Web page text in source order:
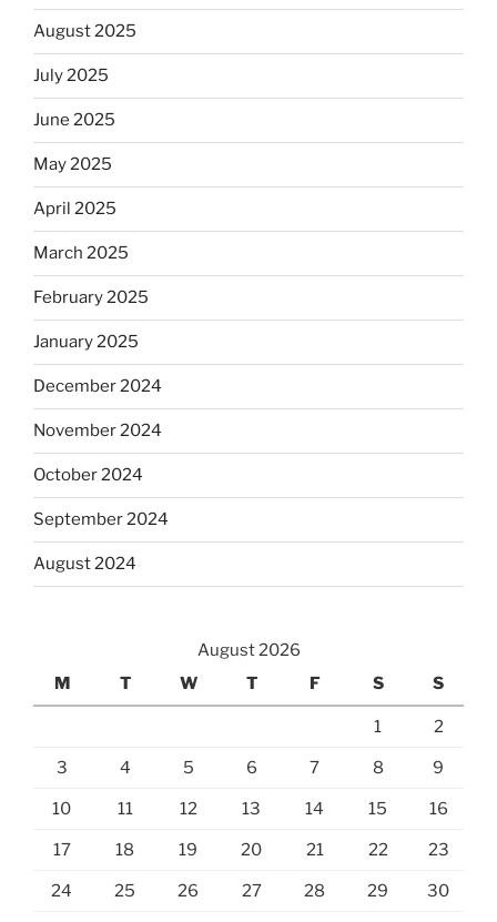
August 2025
July 2025
June 2025
May 2025
April 2025
March 2025
February 2025
January 2025
December 2024
November 2024
October 2024
September 2024
August 2024
August 2026
M
T W T F S S
1 2
3 4 5 6 7 8 9
10 11 12 13 14 15 16
17 18 19 20 21 22 23
24 25 26 27 28 29 30